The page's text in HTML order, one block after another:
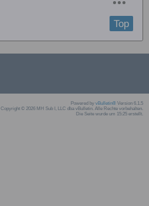
Top
Powered by vBulletin® Version 6.1.5
Copyright © 2026 MH Sub I, LLC dba vBulletin. Alle Rechte vorbehalten.
Die Seite wurde um 15:25 erstellt.